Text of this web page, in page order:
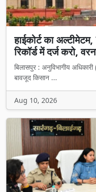
हाईकोर्ट का
रिकॉर्ड में दर्ज करो,
बिलासपुर : अनुविभागीय
बावजूद किसान ...
Aug 10, 2026